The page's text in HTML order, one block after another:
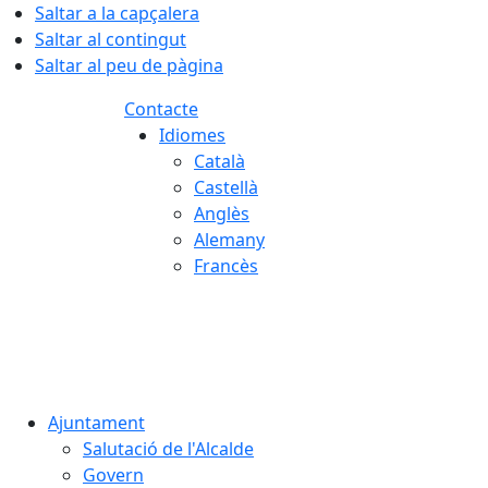
Saltar a la capçalera
Saltar al contingut
Saltar al peu de pàgina
Contacte
Idiomes
Català
Castellà
Anglès
Alemany
Francès
Ajuntament
Salutació de l'Alcalde
Govern